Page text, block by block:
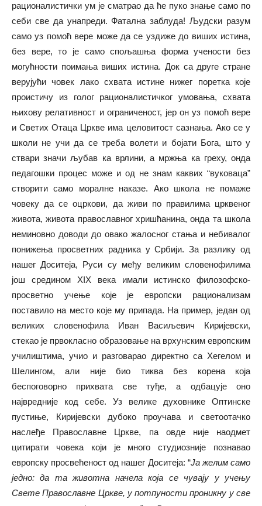
рационалистички ум је сматрао да ће пуко знање само по
себи све да унапреди. Фатална заблуда! Људски разум
само уз помоћ вере може да се уздиже до виших истина,
без вере, то је само спољашња форма учености без
могућности поимања виших истина. Док са друге стране
верујући човек лако схвата истине нижег поретка које
проистичу из голог рационалистичког умовања, схвата
њихову релативност и ограниченост, јер он уз помоћ вере
и Светих Отаца Цркве има целовитост сазнања. Ако се у
школи не учи да се треба волети и бојати Бога, што у
ствари значи љубав ка врлини, а мржња ка греху, онда
педагошки процес може и од не знам каквих “вуковаца”
створити само моралне наказе. Ако школа не помаже
човеку да се оцркови, да живи по правилима црквеног
живота, живота православног хришћанина, онда та школа
неминовно доводи до овако жалосног стања и небивалог
понижења просветних радника у Србији. За разлику од
нашег Доситеја, Руси су међу великим словенофилима
још средином ХIХ века имали истинско филозофско-
просветно учење које је европски рационализам
поставило на место које му припада. На пример, један од
великих словенофила Иван Васиљевич Киријевски,
стекао је првокласно образовање на врхунским европским
училиштима, учио и разговарао директно са Хегелом и
Шелингом, али није био тиква без корена која
беспоговорно прихвата све туђе, а одбацује оно
највредније код себе. Уз велике духовнике Оптинске
пустиње, Киријевски дубоко проучава и светоотачко
наслеђе Православне Цркве, па овде није наодмет
цитирати човека који је много студиозније познавао
европску просвећеност од нашег Доситеја: “Ја желим само
једно: да та животна начела која се чувају у учењу
Свете Православне Цркве, у потпуности проникну у све